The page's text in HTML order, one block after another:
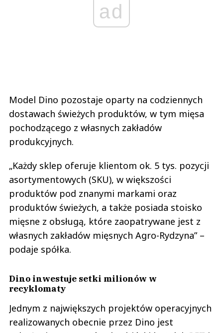
ad
Model Dino pozostaje oparty na codziennych
dostawach świeżych produktów, w tym mięsa
pochodzącego z własnych zakładów
produkcyjnych.
„Każdy sklep oferuje klientom ok. 5 tys. pozycji
asortymentowych (SKU), w większości
produktów pod znanymi markami oraz
produktów świeżych, a także posiada stoisko
mięsne z obsługą, które zaopatrywane jest z
własnych zakładów mięsnych Agro-Rydzyna” –
podaje spółka.
Dino inwestuje setki milionów w
recyklomaty
Jednym z największych projektów operacyjnych
realizowanych obecnie przez Dino jest